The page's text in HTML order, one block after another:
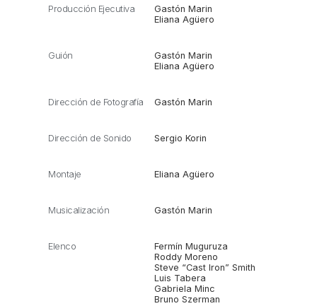
Producción Ejecutiva
Gastón Marin
Eliana Agüero
Guión
Gastón Marin
Eliana Agüero
Dirección de Fotografía Gastón Marin
Dirección de Sonido Sergio Korin
Montaje Eliana Agüero
Musicalización Gastón Marin
Elenco
Fermín Muguruza
Roddy Moreno
Steve “Cast Iron” Smith
Luis Tabera
Gabriela Minc
Bruno Szerman